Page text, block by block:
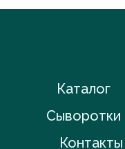
Каталог
Сыворотки
Контакты